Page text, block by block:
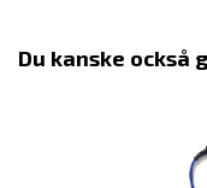
Du kanske också